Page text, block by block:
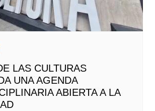
LAS CULTURAS
UNA AGENDA
ABIERTA A LA